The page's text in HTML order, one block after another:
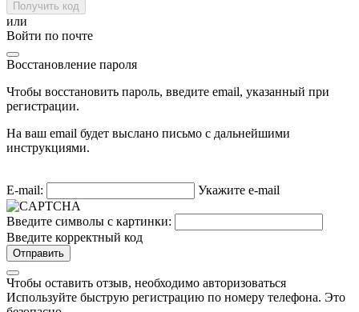
Получить код
или
Войти по почте
Восстановление пароля
Чтобы восстановить пароль, введите email, указанный при
регистрации.
На ваш email будет выслано письмо с дальнейшими
инструкциями.
E-mail: Укажите e-mail
Введите символы с картинки:
Введите корректный код
Отправить
Чтобы оставить отзыв, необходимо авторизоваться
Используйте быструю регистрацию по номеру телефона. Это